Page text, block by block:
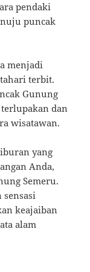
pendaki
puncak
menjadi
terbit.
Gunung
terlupakan dan
wisatawan.
yang
Anda,
Semeru.
keajaiban
alam